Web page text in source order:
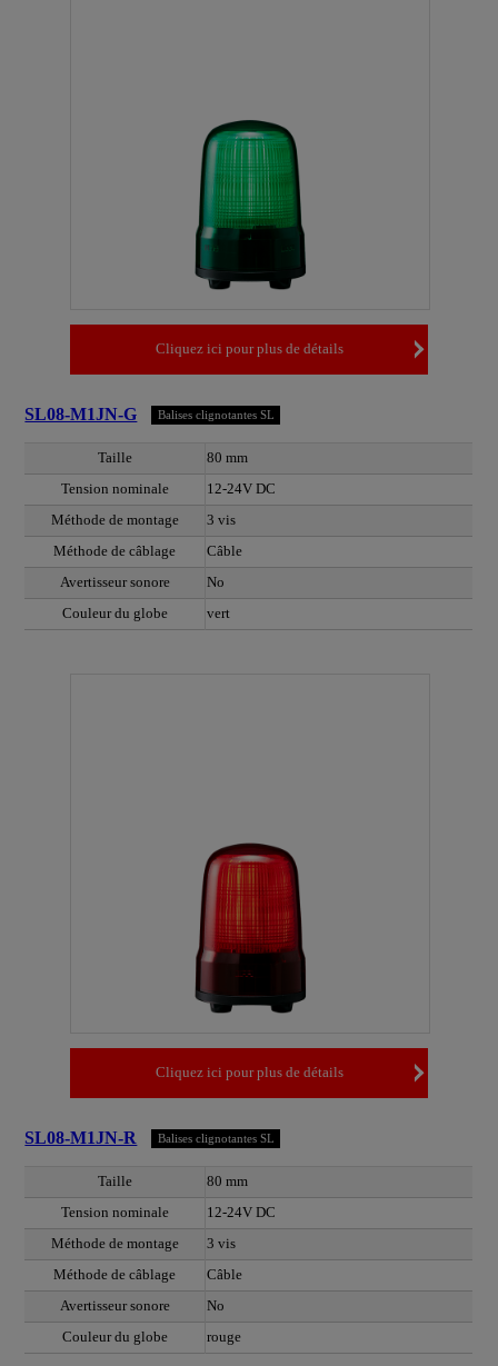
Cliquez ici pour plus de détails
SL08-M1JN-G Balises clignotantes SL
Taille
80 mm
Tension nominale
12-24V DC
Méthode de montage
3 vis
Méthode de câblage
Câble
Avertisseur sonore
No
Couleur du globe
vert
Cliquez ici pour plus de détails
SL08-M1JN-R Balises clignotantes SL
Taille
80 mm
Tension nominale
12-24V DC
Méthode de montage
3 vis
Méthode de câblage
Câble
Avertisseur sonore
No
Couleur du globe
rouge